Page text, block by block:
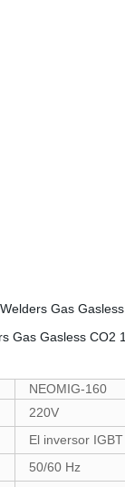
NEOMIG-160
220V
El inversor IGBT
50/60 Hz